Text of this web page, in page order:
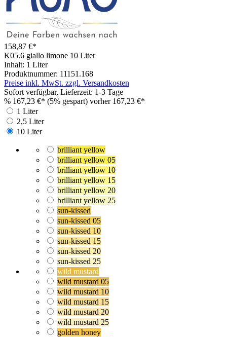
158,87 €*
K05.6 giallo limone 10 Liter
Inhalt: 1 Liter
Produktnummer: 11151.168
Preise inkl. MwSt. zzgl. Versandkosten
Sofort verfügbar, Lieferzeit: 1-3 Tage
% 167,23 €* (5% gespart) vorher 167,23 €*
1 Liter
2,5 Liter
10 Liter
brilliant yellow
brilliant yellow 05
brilliant yellow 10
brilliant yellow 15
brilliant yellow 20
brilliant yellow 25
sun-kissed
sun-kissed 05
sun-kissed 10
sun-kissed 15
sun-kissed 20
sun-kissed 25
wild mustard
wild mustard 05
wild mustard 10
wild mustard 15
wild mustard 20
wild mustard 25
golden honey